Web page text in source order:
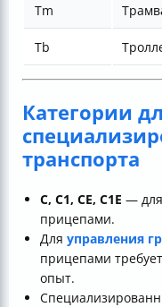
Tm
Tb
Категории
транспорта
С, С1, CE, C1E — для
прицепами.
Для управления
прицепами
опыт.